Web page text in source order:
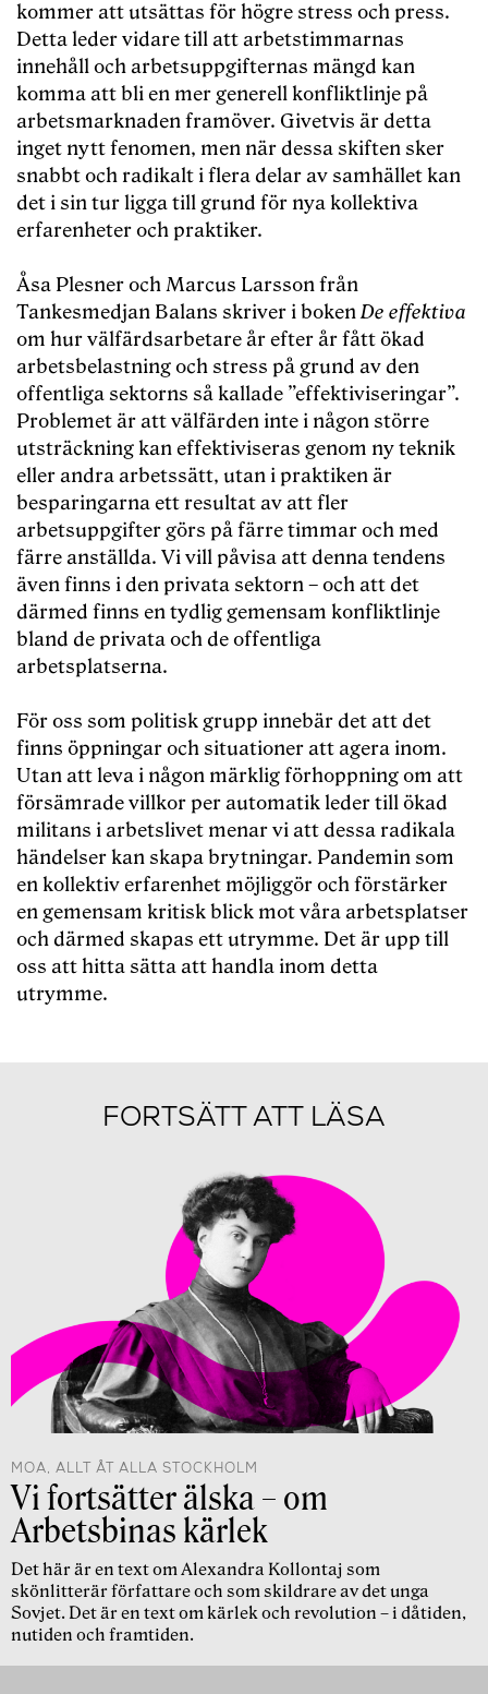
kommer att utsättas för högre stress och press.
Detta leder vidare till att arbetstimmarnas
innehåll och arbetsuppgifternas mängd kan
komma att bli en mer generell konfliktlinje på
arbetsmarknaden framöver. Givetvis är detta
inget nytt fenomen, men när dessa skiften sker
snabbt och radikalt i flera delar av samhället kan
det i sin tur ligga till grund för nya kollektiva
erfarenheter och praktiker.
Åsa Plesner och Marcus Larsson från
Tankesmedjan Balans skriver i bokenDe effektiva
om hur välfärdsarbetare år efter år fått ökad
arbetsbelastning och stress på grund av den
offentliga sektorns så kallade ”effektiviseringar”.
Problemet är att välfärden inte i någon större
utsträckning kan effektiviseras genom ny teknik
eller andra arbetssätt, utan i praktiken är
besparingarna ett resultat av att fler
arbetsuppgifter görs på färre timmar och med
färre anställda. Vi vill påvisa att denna tendens
även finns i den privata sektorn – och att det
därmed finns en tydlig gemensam konfliktlinje
bland de privata och de offentliga
arbetsplatserna.
För oss som politisk grupp innebär det att det
finns öppningar och situationer att agera inom.
Utan att leva i någon märklig förhoppning om att
försämrade villkor per automatik leder till ökad
militans i arbetslivet menar vi att dessa radikala
händelser kan skapa brytningar. Pandemin som
en kollektiv erfarenhet möjliggör och förstärker
en gemensam kritisk blick mot våra arbetsplatser
och därmed skapas ett utrymme. Det är upp till
oss att hitta sätta att handla inom detta
utrymme.
FORTSÄTT ATT LÄSA
MOA, ALLT ÅT ALLA STOCKHOLM
Vi fortsätter älska – om
Arbetsbinas kärlek
Det här är en text om Alexandra Kollontaj som
skönlitterär författare och som skildrare av det unga
Sovjet. Det är en text om kärlek och revolution – i dåtiden,
nutiden och framtiden.